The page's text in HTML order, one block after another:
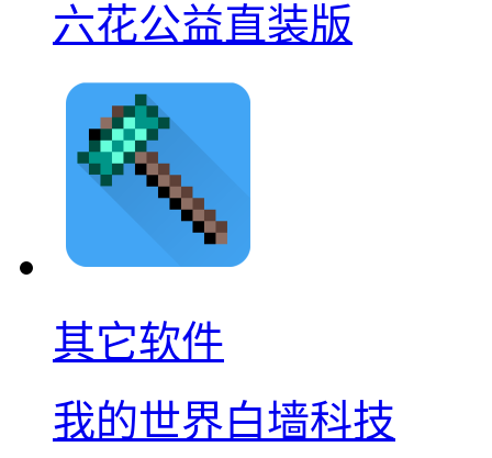
六花公益直装版
其它软件
我的世界白墙科技